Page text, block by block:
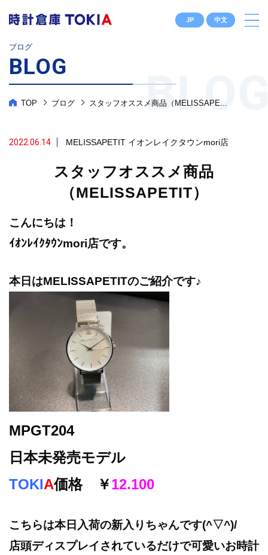
JP 中文
ブログ
BLOG
TOP ブログ スタッフオススメ商品（MELISSAPE...
2022.06.14 MELISSAPETIT イオンレイクタウンmori店
スタッフオススメ商品
（MELISSAPETIT）
こんにちは！
ｲｵﾝﾚｲｸﾀｳﾝmori店です。
本日はMELISSAPETITのご紹介です♪
MPGT204
日本未発売モデル
TOKIA価格 ￥12.100
こちらは本日入荷の新入りちゃんです(^▽^)/
店頭ディスプレイされているだけで可愛いお時計